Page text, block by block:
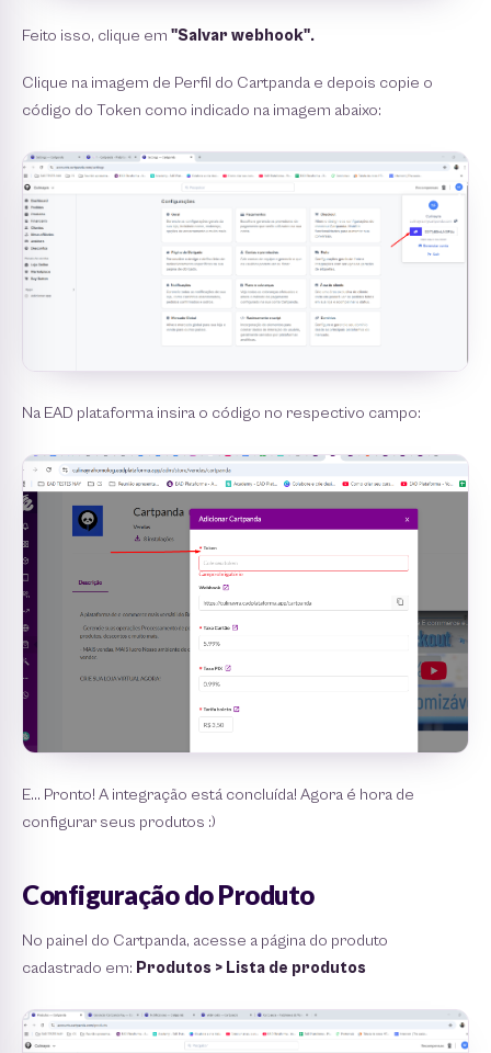
Feito isso, clique em "Salvar webhook".
Clique na imagem de Perfil do Cartpanda e depois copie o
código do Token como indicado na imagem abaixo:
Na EAD plataforma insira o código no respectivo campo:
E... Pronto! A integração está concluída! Agora é hora de
configurar seus produtos :)
Configuração do Produto
No painel do Cartpanda, acesse a página do produto
cadastrado em: Produtos > Lista de produtos